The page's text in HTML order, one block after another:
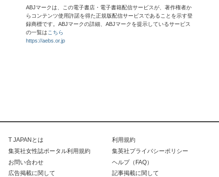
ABJマークは、この電子書店・電子書籍配信サービスが、著作権者か
らコンテンツ使用許諾を得た正規版配信サービスであることを示す登
録商標です。ABJマークの詳細、ABJマークを提示しているサービス
の一覧は こちら
https://aebs.or.jp
T JAPANとは
利用規約
集英社女性誌ポータル利用規約
集英社プライバシーポリシー
お問い合わせ
ヘルプ（FAQ）
広告掲載に関して
記事掲載に関して